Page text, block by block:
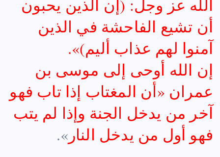
الله عز وجل: (إن الذين يحبون
أن تشيع الفاحشة في الذين
آمنوا لهم عذاب أليم)».
إن الله أوحى إلى موسى بن
عمران «أن المغتاب إذا تاب فهو
آخر من يدخل الجنة وإذا لم يتب
فهو أول من يدخل النار ».